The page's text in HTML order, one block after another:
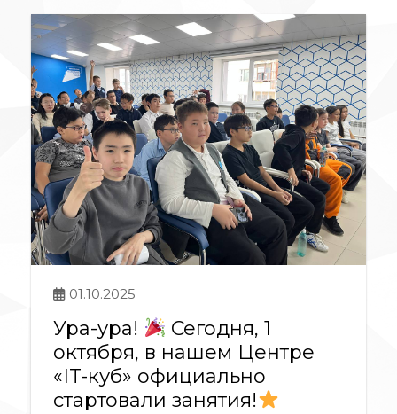
01.10.2025
Ура-ура!
Сегодня, 1
октября, в нашем Центре
«IT-куб» официально
стартовали занятия!